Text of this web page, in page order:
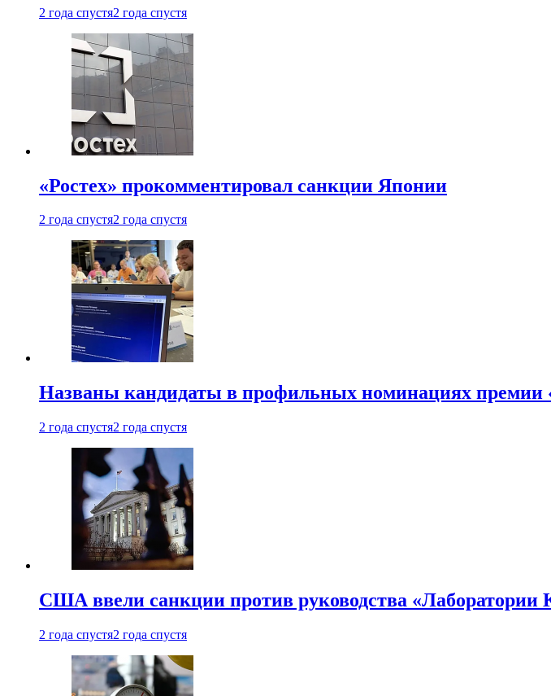
2 года спустя2 года спустя
«Ростех» прокомментировал санкции Японии
2 года спустя2 года спустя
Названы кандидаты в профильных номинациях премии
2 года спустя2 года спустя
США ввели санкции против руководства «Лаборатории
2 года спустя2 года спустя